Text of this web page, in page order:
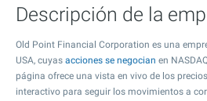
Descripción de la
Old Point Financial Corporation es una
USA, cuyas acciones se negocian en
página ofrece una vista en vivo de los
interactivo para seguir los movimientos a